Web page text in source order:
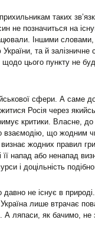
таких
не позначиться на
Іншими
та й
цього пункту не
сфери. А саме
Росія через
критики. Власне,
взаємодію, що жодним
жодних правил
її напад або ненапад
і доцільність
не існує в
лише втрачає
А ляпаси, як бачимо,